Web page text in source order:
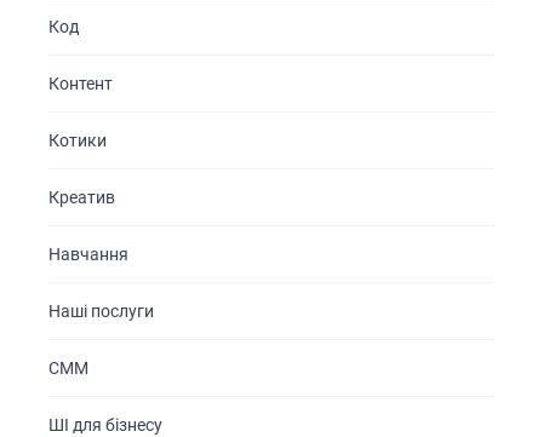
Код
Контент
Котики
Креатив
Навчання
Наші послуги
СММ
ШІ для бізнесу